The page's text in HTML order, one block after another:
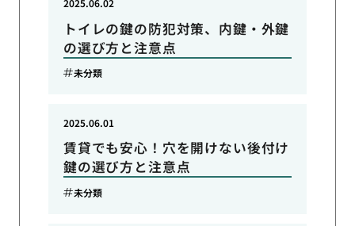
トイレの鍵の防犯対策、内鍵・外鍵
の選び方と注意点
2025.06.02
未分類
賃貸でも安心！穴を開けない後付け
鍵の選び方と注意点
2025.06.01
未分類